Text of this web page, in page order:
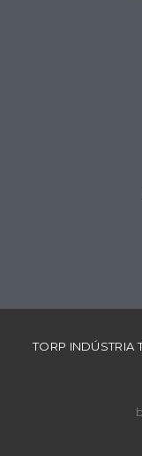
TORP INDÚSTRIA